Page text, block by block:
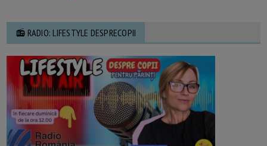
📻 RADIO: LIFESTYLE DESPRECOPII